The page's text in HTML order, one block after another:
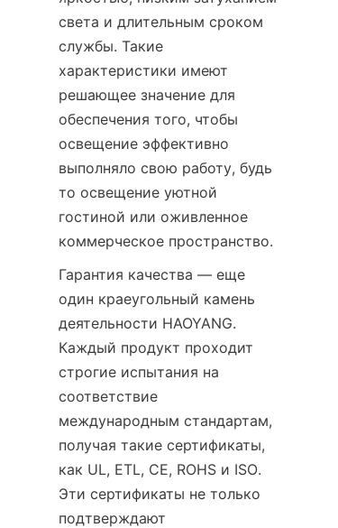
света и длительным сроком
службы. Такие
характеристики имеют
решающее значение для
обеспечения того, чтобы
освещение эффективно
выполняло свою работу, будь
то освещение уютной
гостиной или оживленное
коммерческое пространство.
Гарантия качества — еще
один краеугольный камень
деятельности HAOYANG.
Каждый продукт проходит
строгие испытания на
соответствие
международным стандартам,
получая такие сертификаты,
как UL, ETL, CE, ROHS и ISO.
Эти сертификаты не только
подтверждают